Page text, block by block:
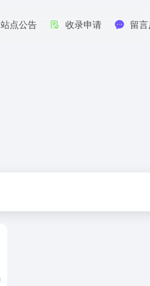
站点公告 收录申请 留